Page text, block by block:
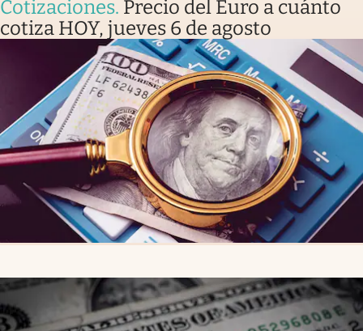
Cotizaciones. Precio del Euro a cuánto
cotiza HOY, jueves 6 de agosto